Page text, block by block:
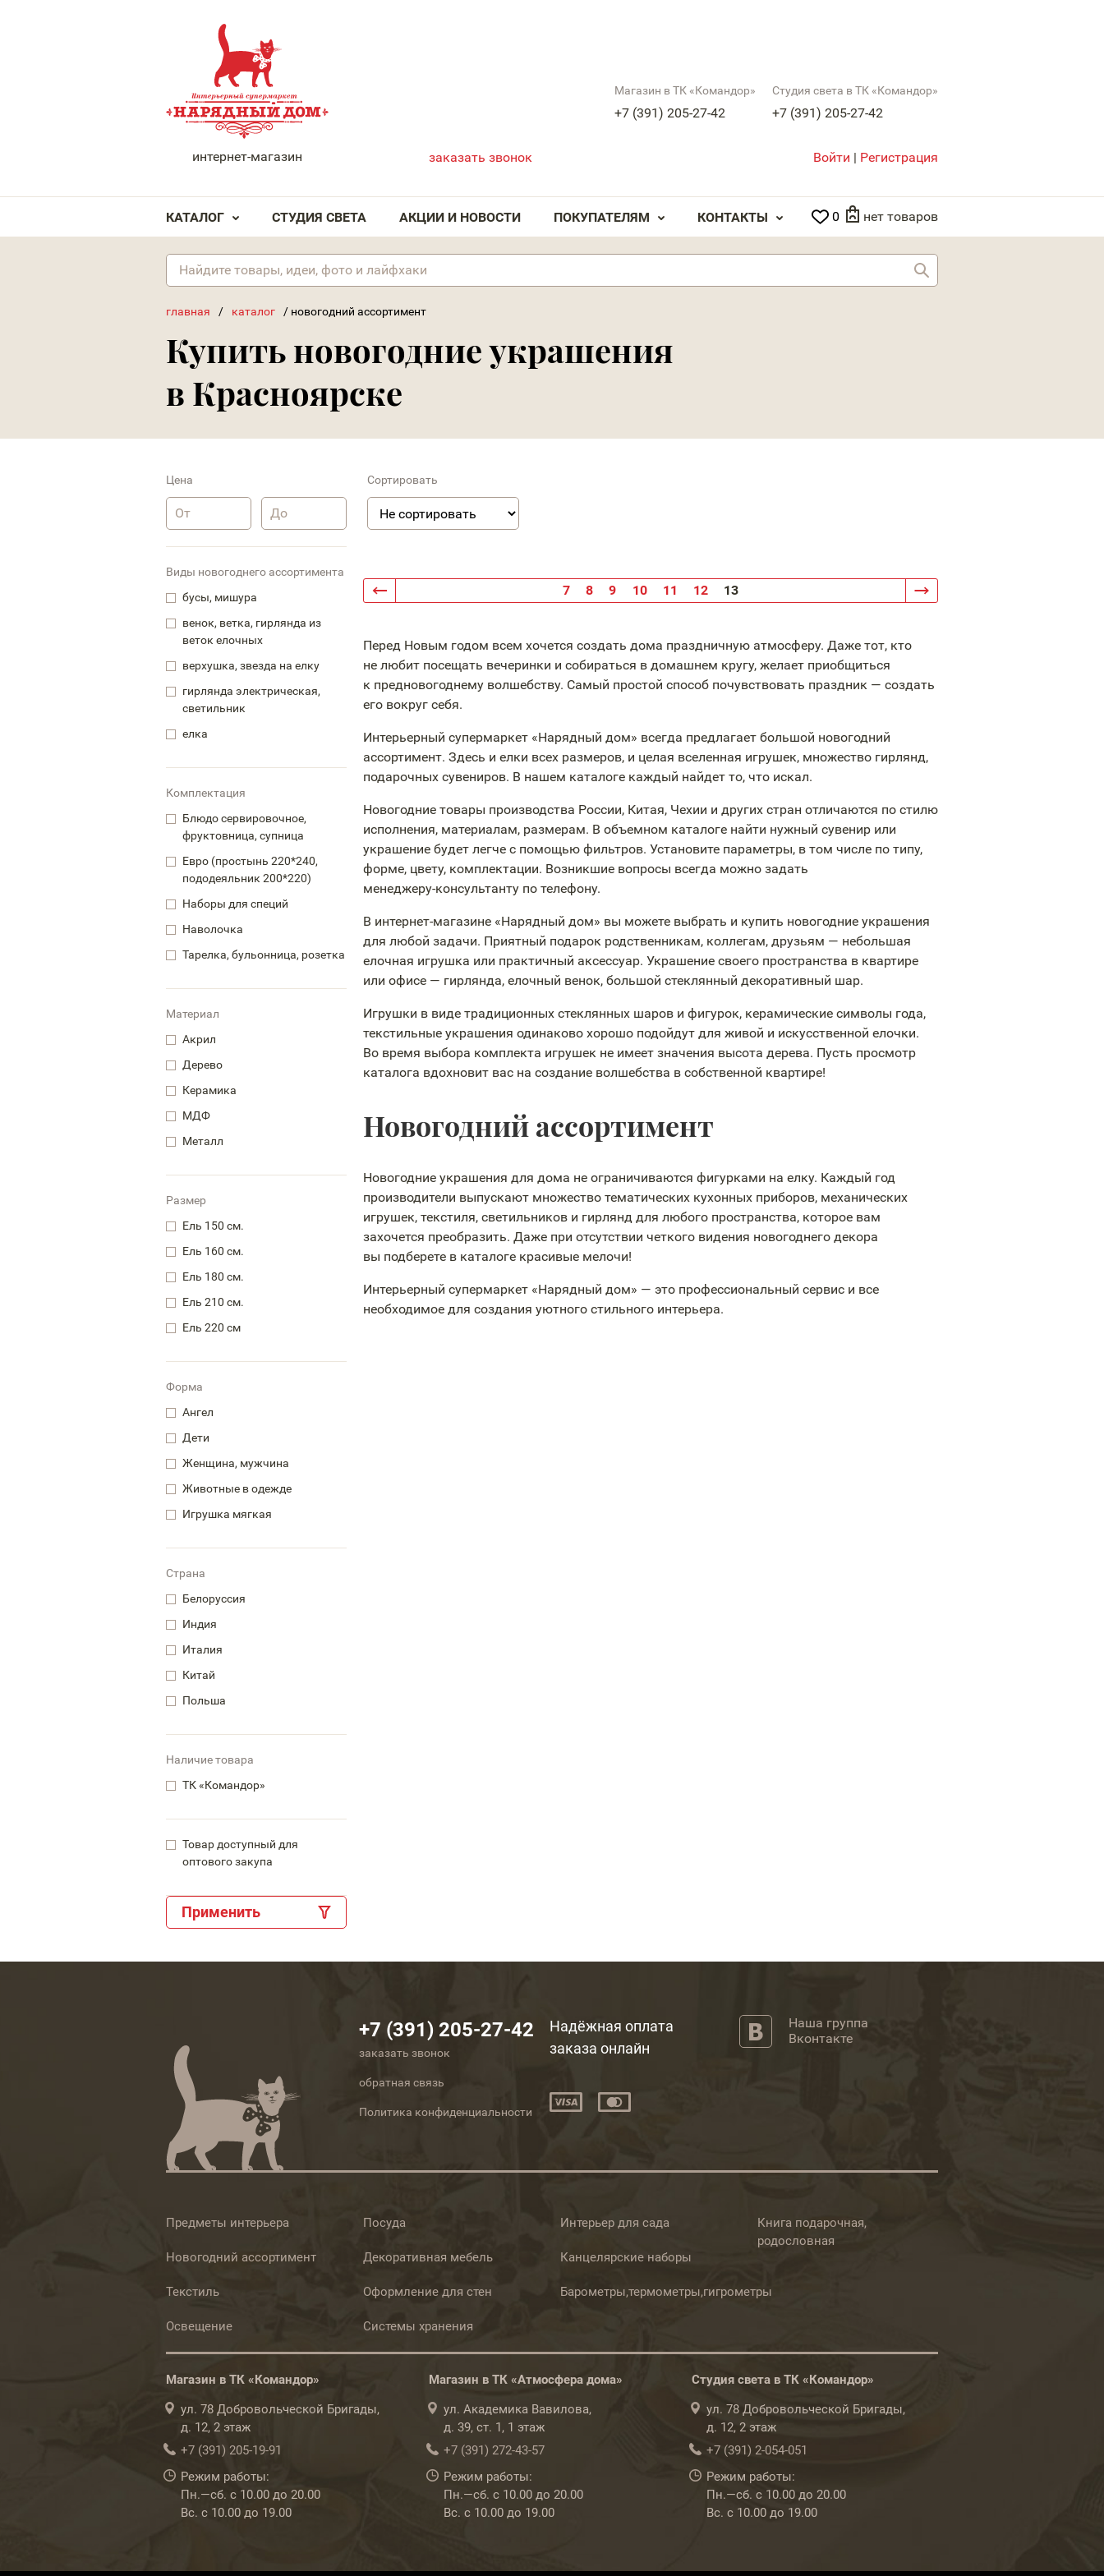
НАРЯДНЫЙ ДОМ
интернет-магазин
Магазин в ТК «Командор»
+7 (391) 205-27-42
Студия света в ТК «Командор»
+7 (391) 205-27-42
заказать звонок Войти | Регистрация
КАТАЛОГ СТУДИЯ СВЕТА АКЦИИ И НОВОСТИ ПОКУПАТЕЛЯМ КОНТАКТЫ 0 нет товаров
главная / каталог / новогодний ассортимент
Купить новогодние украшения
в Красноярске
7 8 9 10 11 12 13
Перед Новым годом всем хочется создать дома праздничную атмосферу. Даже тот, кто
не любит посещать вечеринки и собираться в домашнем кругу, желает приобщиться
к предновогоднему волшебству. Самый простой способ почувствовать праздник — создать
его вокруг себя.
Интерьерный супермаркет «Нарядный дом» всегда предлагает большой новогодний
ассортимент. Здесь и елки всех размеров, и целая вселенная игрушек, множество гирлянд,
подарочных сувениров. В нашем каталоге каждый найдет то, что искал.
Новогодние товары производства России, Китая, Чехии и других стран отличаются по стилю
исполнения, материалам, размерам. В объемном каталоге найти нужный сувенир или
украшение будет легче с помощью фильтров. Установите параметры, в том числе по типу,
форме, цвету, комплектации. Возникшие вопросы всегда можно задать
менеджеру-консультанту по телефону.
В интернет-магазине «Нарядный дом» вы можете выбрать и купить новогодние украшения
для любой задачи. Приятный подарок родственникам, коллегам, друзьям — небольшая
елочная игрушка или практичный аксессуар. Украшение своего пространства в квартире
или офисе — гирлянда, елочный венок, большой стеклянный декоративный шар.
Игрушки в виде традиционных стеклянных шаров и фигурок, керамические символы года,
текстильные украшения одинаково хорошо подойдут для живой и искусственной елочки.
Во время выбора комплекта игрушек не имеет значения высота дерева. Пусть просмотр
каталога вдохновит вас на создание волшебства в собственной квартире!
Новогодний ассортимент
Новогодние украшения для дома не ограничиваются фигурками на елку. Каждый год
производители выпускают множество тематических кухонных приборов, механических
игрушек, текстиля, светильников и гирлянд для любого пространства, которое вам
захочется преобразить. Даже при отсутствии четкого видения новогоднего декора
вы подберете в каталоге красивые мелочи!
Интерьерный супермаркет «Нарядный дом» — это профессиональный сервис и все
необходимое для создания уютного стильного интерьера.
Цена
Виды новогоднего ассортимента
бусы, мишура
венок, ветка, гирлянда из
веток елочных
верхушка, звезда на елку
гирлянда электрическая,
светильник
елка
Комплектация
Блюдо сервировочное,
фруктовница, супница
Евро (простынь 220*240,
пододеяльник 200*220)
Наборы для специй
Наволочка
Тарелка, бульонница, розетка
Материал
Акрил
Дерево
Керамика
МДФ
Металл
Размер
Ель 150 см.
Ель 160 см.
Ель 180 см.
Ель 210 см.
Ель 220 см
Форма
Ангел
Дети
Женщина, мужчина
Животные в одежде
Игрушка мягкая
Страна
Белоруссия
Индия
Италия
Китай
Польша
Наличие товара
ТК «Командор»
Товар доступный для
оптового закупа
Сортировать
Применить
+7 (391) 205-27-42
заказать звонок
обратная связь
Политика конфиденциальности
Надёжная оплата
заказа онлайн
Наша группа
Вконтакте
Предметы интерьера
Новогодний ассортимент
Текстиль
Освещение
Посуда
Декоративная мебель
Оформление для стен
Системы хранения
Интерьер для сада
Канцелярские наборы
Барометры,термометры,гигрометры
Книга подарочная,
родословная
Магазин в ТК «Командор»
ул. 78 Добровольческой Бригады,
д. 12, 2 этаж
+7 (391) 205-19-91
Режим работы:
Пн.—сб. с 10.00 до 20.00
Вс. с 10.00 до 19.00
Магазин в ТК «Атмосфера дома»
ул. Академика Вавилова,
д. 39, ст. 1, 1 этаж
+7 (391) 272-43-57
Режим работы:
Пн.—сб. с 10.00 до 20.00
Вс. с 10.00 до 19.00
Студия света в ТК «Командор»
ул. 78 Добровольческой Бригады,
д. 12, 2 этаж
+7 (391) 2-054-051
Режим работы:
Пн.—сб. с 10.00 до 20.00
Вс. с 10.00 до 19.00